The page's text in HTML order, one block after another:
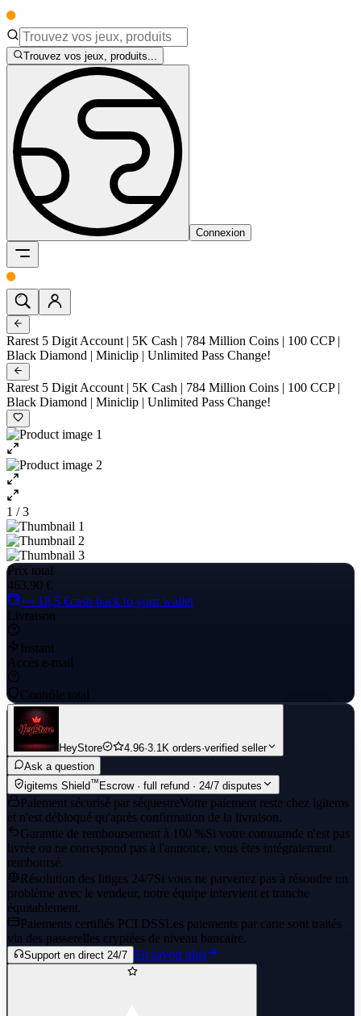
Trouvez vos jeux, produits...
Connexion
Rarest 5 Digit Account | 5K Cash | 784 Million Coins | 100 CCP |
Black Diamond | Miniclip | Unlimited Pass Change!
Rarest 5 Digit Account | 5K Cash | 784 Million Coins | 100 CCP |
Black Diamond | Miniclip | Unlimited Pass Change!
1 / 3
Prix total
463,90 €
+≈ 18,5 €cash back to your wallet
Livraison
Instant
Accès e-mail
Contrôle total
HeyStore 4.96·3.1K orders·verified seller
Ask a question
igitems Shield™Escrow · full refund · 24/7 disputes
Paiement sécurisé par séquestreVotre paiement reste chez igitems
et n'est débloqué qu'après confirmation de la livraison.
Garantie de remboursement à 100 %Si votre commande n'est pas
livrée ou ne correspond pas à l'annonce, vous êtes intégralement
remboursé.
Résolution des litiges 24/7Si vous ne parvenez pas à résoudre un
problème avec le vendeur, notre équipe intervient et tranche
équitablement.
Paiements certifiés PCI DSSLes paiements par carte sont traités
via des passerelles cryptées de niveau bancaire.
Support en direct 24/7 En savoir plus